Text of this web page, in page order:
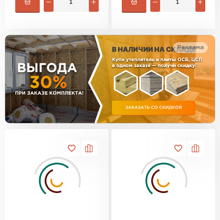
Реклама
Утеплитель Изотек
Утеплитель Ruspanel
ПЕРЕЙТИ
Утеплитель Hotrock
Утеплитель Xotpipe
Утеплитель Теплекс
Утеплитель Эковер
Утеплитель Белтеп